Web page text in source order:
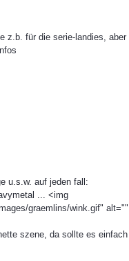
z.b. für die serie-landies, aber
u.s.w. auf jeden fall:
... <img
graemlins/wink.gif" alt=""
szene, da sollte es einfach